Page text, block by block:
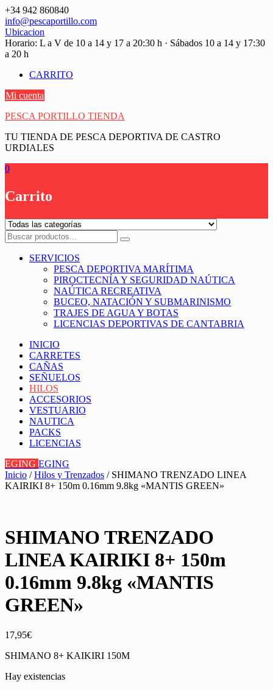
Saltar
contenido
+34 942 860840
info@pescaportillo.com
Ubicacion
Horario: L a V de 10 a 14 y 17 a 20:30 h · Sábados 10 a 14 y 17:30
a 20 h
CARRITO
Mi cuenta
PESCA PORTILLO TIENDA
TU TIENDA DE PESCA DEPORTIVA DE CASTRO
URDIALES
0
Carrito
SERVICIOS
PESCA DEPORTIVA MARÍTIMA
PIROCTECNÍA Y SEGURIDAD NAÚTICA
NAÚTICA RECREATIVA
BUCEO, NATACIÓN Y SUBMARINISMO
TRAJES DE AGUA Y BOTAS
LICENCIAS DEPORTIVAS DE CANTABRIA
INICIO
CARRETES
CAÑAS
SEÑUELOS
HILOS
ACCESORIOS
VESTUARIO
NAUTICA
PACKS
LICENCIAS
EGING EGING
Inicio /Hilos y Trenzados / SHIMANO TRENZADO LINEA
KAIRIKI 8+ 150m 0.16mm 9.8kg «MANTIS GREEN»
SHIMANO TRENZADO
LINEA KAIRIKI 8+ 150m
0.16mm 9.8kg «MANTIS
GREEN»
17,95€
SHIMANO 8+ KAIKIRI 150M
Hay existencias